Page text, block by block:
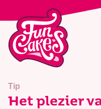
Waar ben je
Tip
Het plezier